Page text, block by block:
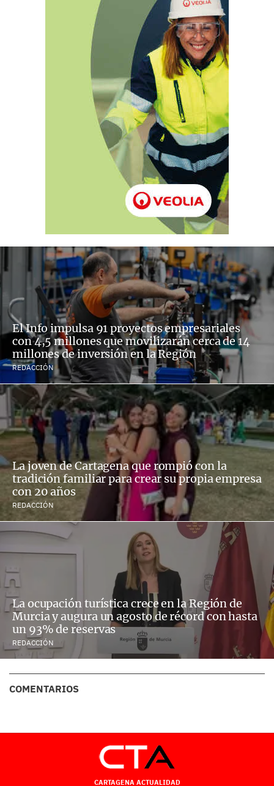
El Info impulsa 91 proyectos empresariales
con 4,5 millones que movilizarán cerca de 14
millones de inversión en la Región
REDACCIÓN
La joven de Cartagena que rompió con la
tradición familiar para crear su propia empresa
con 20 años
REDACCIÓN
La ocupación turística crece en la Región de
Murcia y augura un agosto de récord con hasta
un 93% de reservas
REDACCIÓN
COMENTARIOS
CARTAGENA ACTUALIDAD